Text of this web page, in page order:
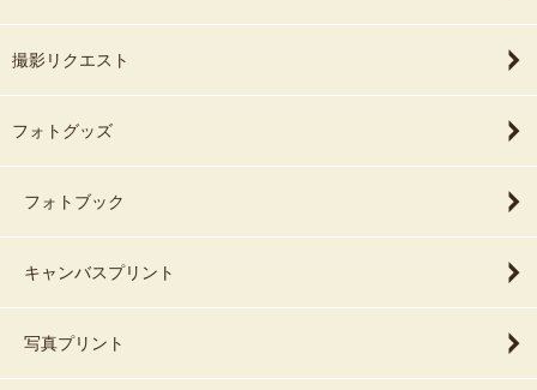
撮影リクエスト
フォトグッズ
フォトブック
キャンバスプリント
写真プリント